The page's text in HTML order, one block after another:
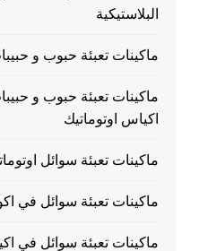
البلاستيكية
ماكينات تعبئة حبوب و
ماكينات تعبئة حبوب و
اكياس اوتوماتيك
ماكينات تعبئة سوائل
ماكينات تعبئة سوائل في
ماكينات تعبئة سوائل في